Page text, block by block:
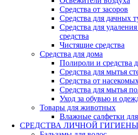
Средства от засоров
Средства для дачных
Средства для
средства
Чистящие средства
Средства для дома
Полироли и средства
Средства для мытья
Средства от
Средства для мытья
Уход за обувью и
Товары для животных
Влажные салфетки
СРЕДСТВА ЛИЧНОЙ ГИГИЕНЫ